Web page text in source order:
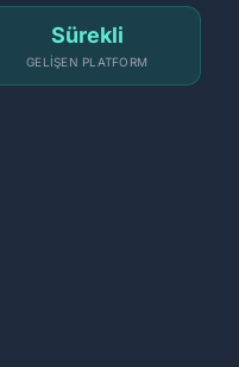
Sürekli
GELIŞEN PLATFORM